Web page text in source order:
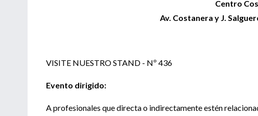
Centro
Av. Costanera y J.
VISITE NUESTRO STAND - Nº 436
Evento dirigido:
A profesionales que directa o indirectamente estén